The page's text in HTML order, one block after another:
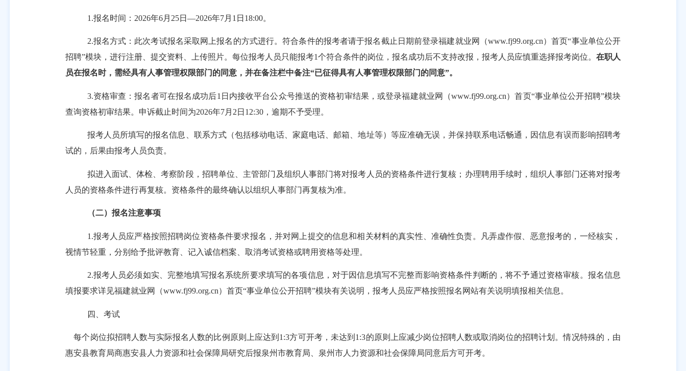
1.报名时间：2026年6月25日—2026年7月1日18:00。
2.报名方式：此次考试报名采取网上报名的方式进行。符合条件的报考者请于报名截止日期前登录福建就业网（www.fj99.org.cn）首页“事业单位公开
招聘”模块，进行注册、提交资料、上传照片。每位报考人员只能报考1个符合条件的岗位，报名成功后不支持改报，报考人员应慎重选择报考岗位。在职人
员在报名时，需经具有人事管理权限部门的同意，并在备注栏中备注“已征得具有人事管理权限部门的同意”。
3.资格审查：报名者可在报名成功后1日内接收平台公众号推送的资格初审结果，或登录福建就业网（www.fj99.org.cn）首页“事业单位公开招聘”模块
查询资格初审结果。申诉截止时间为2026年7月2日12:30，逾期不予受理。
报考人员所填写的报名信息、联系方式（包括移动电话、家庭电话、邮箱、地址等）等应准确无误，并保持联系电话畅通，因信息有误而影响招聘考
试的，后果由报考人员负责。
拟进入面试、体检、考察阶段，招聘单位、主管部门及组织人事部门将对报考人员的资格条件进行复核；办理聘用手续时，组织人事部门还将对报考
人员的资格条件进行再复核。资格条件的最终确认以组织人事部门再复核为准。
（二）报名注意事项
1.报考人员应严格按照招聘岗位资格条件要求报名，并对网上提交的信息和相关材料的真实性、准确性负责。凡弄虚作假、恶意报考的，一经核实，
视情节轻重，分别给予批评教育、记入诚信档案、取消考试资格或聘用资格等处理。
2.报考人员必须如实、完整地填写报名系统所要求填写的各项信息，对于因信息填写不完整而影响资格条件判断的，将不予通过资格审核。报名信息
填报要求详见福建就业网（www.fj99.org.cn）首页“事业单位公开招聘”模块有关说明，报考人员应严格按照报名网站有关说明填报相关信息。
四、考试
每个岗位拟招聘人数与实际报名人数的比例原则上应达到 1:3方可开考，未达到1:3的原则上应减少岗位招聘人数或取消岗位的招聘计划。情况特殊的，由
惠安县教育局商惠安县人力资源和社会保障局研究后报泉州市教育局、泉州市人力资源和社会保障局同意后方可开考。